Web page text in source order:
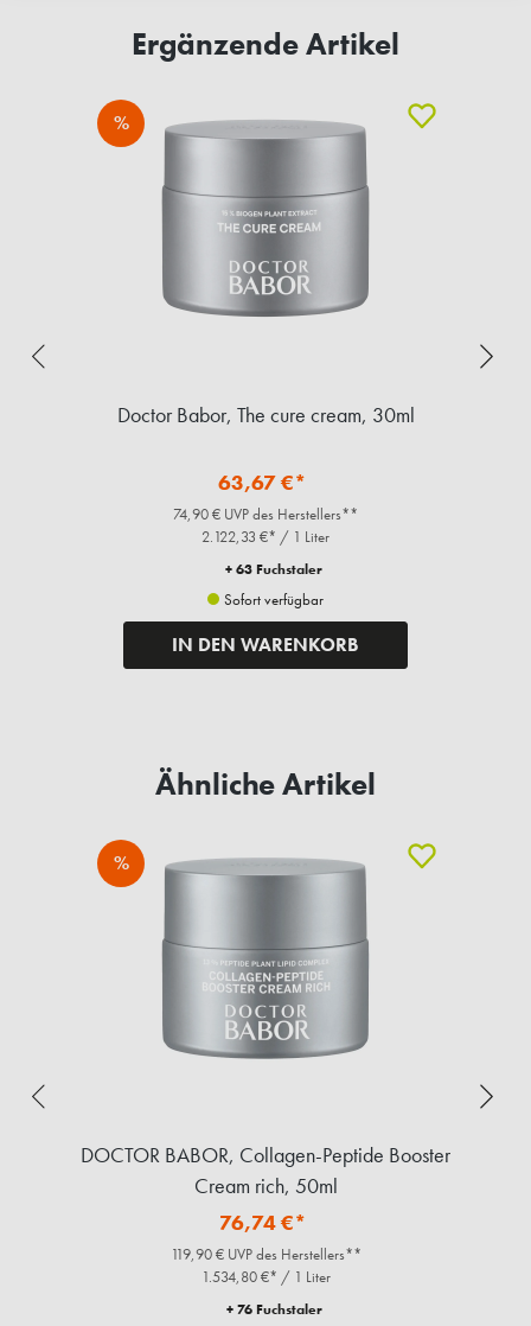
Ergänzende Artikel
%
Doctor Babor, The cure cream, 30ml
63,67 €*
74,90 € UVP des Herstellers**
2.122,33 €* / 1 Liter
+ 63 Fuchstaler
Sofort verfügbar
IN DEN WARENKORB
Ähnliche Artikel
%
DOCTOR BABOR, Collagen-Peptide Booster
Cream rich, 50ml
76,74 €*
119,90 € UVP des Herstellers**
1.534,80 €* / 1 Liter
+ 76 Fuchstaler